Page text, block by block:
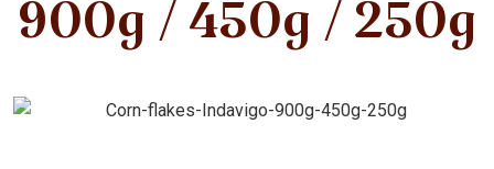
900g / 450g / 250g